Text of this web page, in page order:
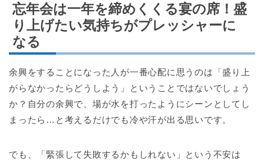
忘年会は一年を締めくくる宴の席！盛
り上げたい気持ちがプレッシャーに
なる
余興をすることになった人が一番心配に思うのは「盛り上
がらなかったらどうしよう」ということではないでしょう
か？自分の余興で、場が水を打ったようにシーンとしてし
まったら…と考えるだけでも冷や汗が出る思いです。
でも、「緊張して失敗するかもしれない」という不安は